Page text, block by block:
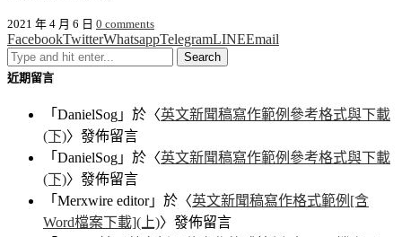
2021 年 4 月 6 日 0 comments
FacebookTwitterWhatsappTelegramLINEEmail
近期留言
「 DanielSog 」於〈英文新聞稿寫作範例參考格式與下載
(下)〉發佈留言
「 DanielSog 」於〈英文新聞稿寫作範例參考格式與下載
(下)〉發佈留言
「 Merxwire editor」於〈英文新聞稿寫作格式範例[含
Word檔案下載](上)〉發佈留言